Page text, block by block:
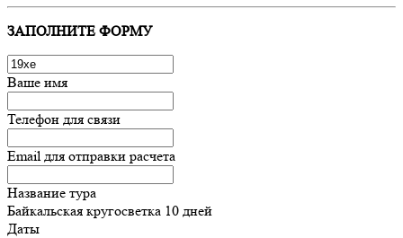
ЗАПОЛНИТЕ ФОРМУ
Ваше имя
Телефон для связи
Email для отправки расчета
Название тура
Байкальская кругосветка 10 дней
Даты